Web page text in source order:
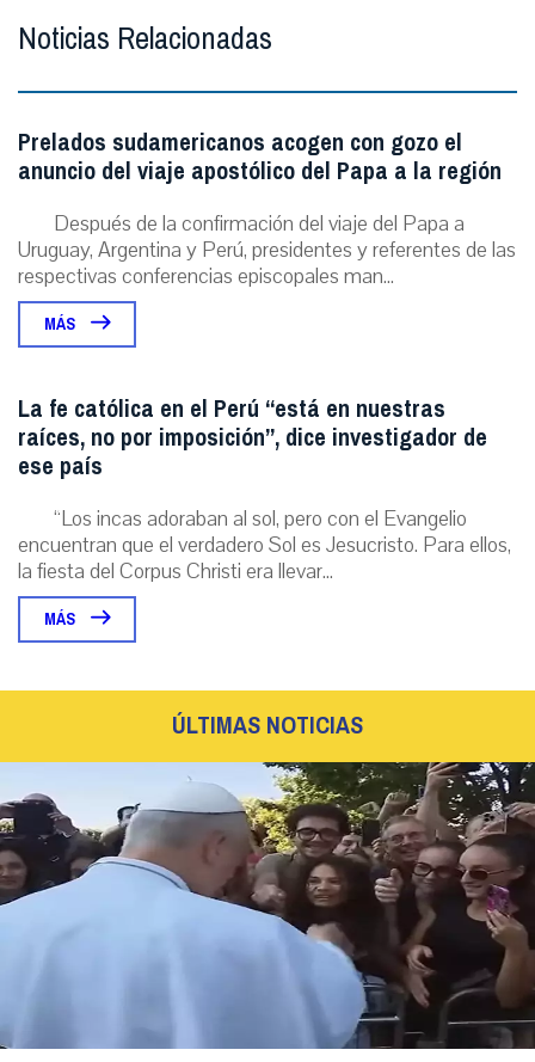
Noticias Relacionadas
Prelados sudamericanos acogen con gozo el
anuncio del viaje apostólico del Papa a la región
Después de la confirmación del viaje del Papa a
Uruguay, Argentina y Perú, presidentes y referentes de las
respectivas conferencias episcopales man...
MÁS
La fe católica en el Perú “está en nuestras
raíces, no por imposición”, dice investigador de
ese país
“Los incas adoraban al sol, pero con el Evangelio
encuentran que el verdadero Sol es Jesucristo. Para ellos,
la fiesta del Corpus Christi era llevar...
MÁS
ÚLTIMAS NOTICIAS